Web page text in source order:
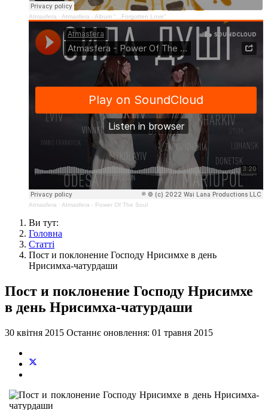
Atmasfera · Atmasfera - Album "...Forgotten Love"
Atmasfera · Atmasfera - Power Of The Soul
Ви тут:
Головна
Статті
Пост и поклонение Господу Нрисимхе в день
Нрисимха-чатурдаши
Пост и поклонение Господу Нрисимхе
в день Нрисимха-чатурдаши
30 квітня 2015 Останнє оновлення: 01 травня 2015